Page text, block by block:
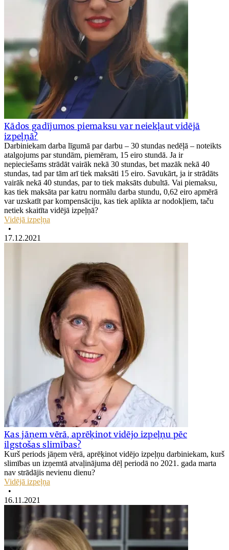
Kādos gadījumos piemaksu var neiekļaut vidējā
izpeļņā?
Darbiniekam darba līgumā par darbu – 30 stundas nedēļā – noteikts
atalgojums par stundām, piemēram, 15 eiro stundā. Ja ir
nepieciešams strādāt vairāk nekā 30 stundas, bet mazāk nekā 40
stundas, tad par tām arī tiek maksāti 15 eiro. Savukārt, ja ir strādāts
vairāk nekā 40 stundas, par to tiek maksāts dubultā. Vai piemaksu,
kas tiek maksāta par katru normālu darba stundu, 0,62 eiro apmērā
var uzskatīt par kompensāciju, kas tiek aplikta ar nodokļiem, taču
netiek skaitīta vidējā izpeļņā?
Vidējā izpeļņa
•
17.12.2021
Kas jāņem vērā, aprēķinot vidējo izpeļņu pēc
ilgstošas slimības?
Kurš periods jāņem vērā, aprēķinot vidējo izpeļņu darbiniekam, kurš
slimības un izņemtā atvaļinājuma dēļ periodā no 2021. gada marta
nav strādājis nevienu dienu?
Vidējā izpeļņa
•
16.11.2021